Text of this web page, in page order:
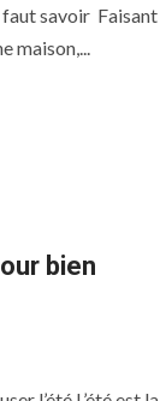
faut savoir Faisant
maison,...
bien